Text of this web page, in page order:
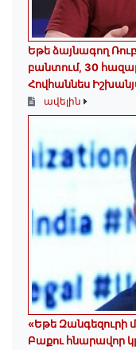
Եթե ձայնագող
բանտում, 30
Հովհաննես
ավելին
«Եթե Զանգեզուրի
Բաքու հնարավոր